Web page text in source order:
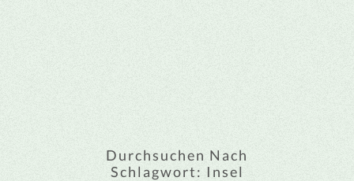
Durchsuchen Nach
Schlagwort: Insel